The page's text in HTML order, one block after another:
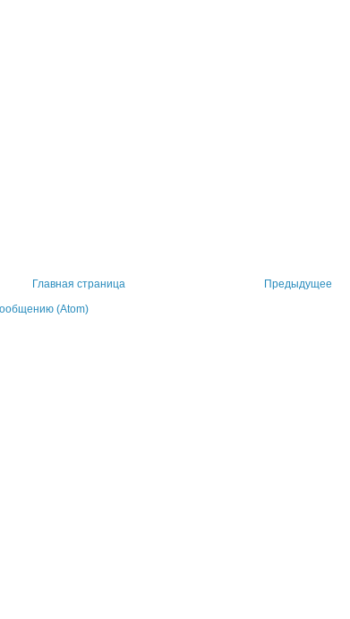
Предыдущее
Главная страница
(Atom)